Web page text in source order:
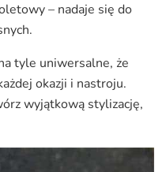
– nadaje się do
tyle uniwersalne, że
okazji i nastroju.
wyjątkową stylizację,